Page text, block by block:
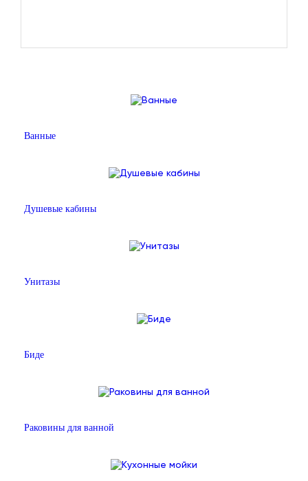
Ванные
Душевые кабины
Унитазы
Биде
Раковины для ванной